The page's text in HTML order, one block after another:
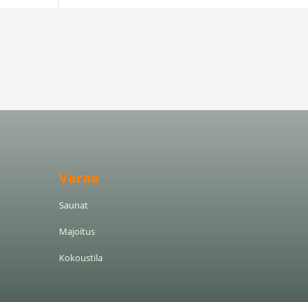
Varaa
Saunat
Majoitus
Kokoustila